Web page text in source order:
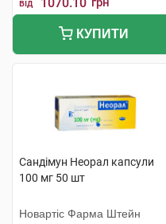
від
КУПИТИ
Сандімун Неорал капсули
100 мг 50 шт
Новартіс Фарма Штейн